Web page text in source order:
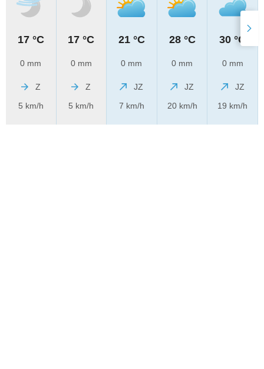
17 °C
0 mm
Z
5 km/h
17 °C
0 mm
Z
5 km/h
21 °C
0 mm
JZ
7 km/h
28 °C
0 mm
JZ
20 km/h
30 °C
0 mm
JZ
19 km/h